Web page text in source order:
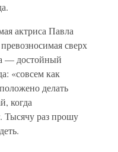
актриса Павла
сверх
— достойный
«совсем как
делать
когда
Тысячу раз прошу